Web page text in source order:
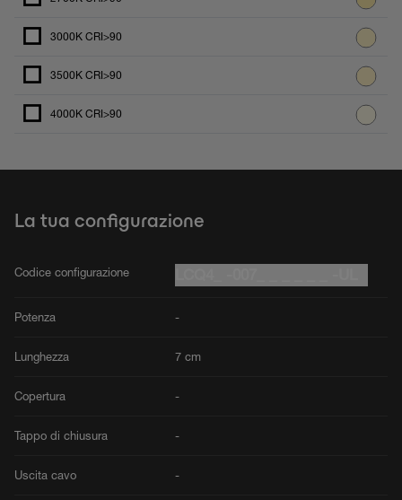
3000K CRI>90
3500K CRI>90
4000K CRI>90
La tua configurazione
Codice configurazione
Potenza -
Lunghezza 7 cm
Copertura -
Tappo di chiusura -
Uscita cavo -